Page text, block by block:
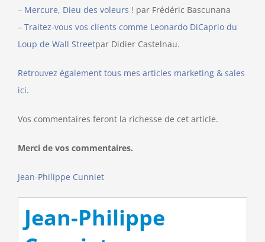
– Mercure, Dieu des voleurs ! par Frédéric Bascunana
– Traitez-vous vos clients comme Leonardo DiCaprio du
Loup de Wall Streetpar Didier Castelnau.
Retrouvez également tous mes articles marketing & sales
ici.
Vos commentaires feront la richesse de cet article.
Merci de vos commentaires.
Jean-Philippe Cunniet
Jean-Philippe